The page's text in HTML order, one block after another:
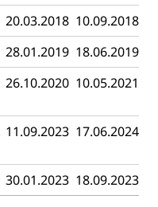
20.03.2018 10.09.2018
28.01.2019 18.06.2019
26.10.2020 10.05.2021
11.09.2023 17.06.2024
30.01.2023 18.09.2023